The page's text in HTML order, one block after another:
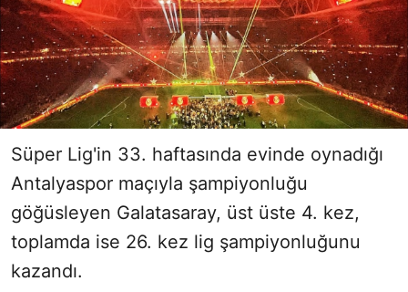
Süper Lig'in 33. haftasında evinde oynadığı
Antalyaspor maçıyla şampiyonluğu
göğüsleyen Galatasaray, üst üste 4. kez,
toplamda ise 26. kez lig şampiyonluğunu
kazandı.